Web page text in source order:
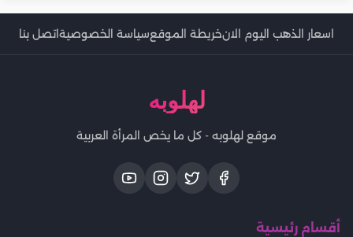
اسعار الذهب اليوم الانخريطة الموقعسياسة الخصوصيةاتصل بنا
لهلوبه
موقع لهلوبه - كل ما يخص المرأة العربية
أقسام رئيسية